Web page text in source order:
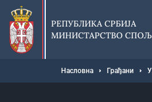
Прескочи
главни
део
садржаја
РЕПУБЛИКА СРБИЈА
МИНИСТАРСТВО
Мрвице
Насловна Грађани